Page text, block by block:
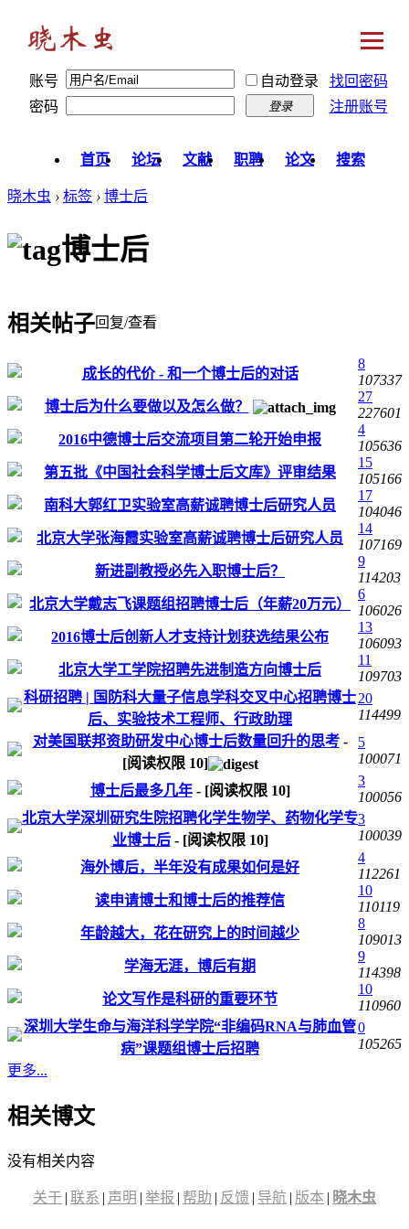
账号 自动登录
找回密码
密码
登录 注册账号
首页 论坛 文献 职聘 论文 搜索
晓木虫 › 标签 › 博士后
博士后
相关帖子回复/查看
成长的代价 - 和一个博士后的对话
8
107337
博士后为什么要做以及怎么做？
27
227601
2016中德博士后交流项目第二轮开始申报
4
105636
第五批《中国社会科学博士后文库》评审结果
15
105166
南科大郭红卫实验室高薪诚聘博士后研究人员
17
104046
北京大学张海霞实验室高薪诚聘博士后研究人员
14
107169
新进副教授必先入职博士后？
9
114203
北京大学戴志飞课题组招聘博士后（年薪20万元）
6
106026
2016博士后创新人才支持计划获选结果公布
13
106093
北京大学工学院招聘先进制造方向博士后
11
109703
科研招聘 | 国防科大量子信息学科交叉中心招聘博士
后、实验技术工程师、行政助理
20
114499
对美国联邦资助研发中心博士后数量回升的思考-
[阅读权限 10]
5
100071
博士后最多几年- [阅读权限 10]
3
100056
北京大学深圳研究生院招聘化学生物学、药物化学专
业博士后- [阅读权限 10]
3
100039
海外博后，半年没有成果如何是好
4
112261
读申请博士和博士后的推荐信
10
110119
年龄越大，花在研究上的时间越少
8
109013
学海无涯，博后有期
9
114398
论文写作是科研的重要环节
10
110960
深圳大学生命与海洋科学学院“非编码RNA与肺血管
病”课题组博士后招聘
0
105265
更多...
相关博文
没有相关内容
关于 | 联系 | 声明 | 举报 | 帮助 | 反馈 | 导航 | 版本 | 晓木虫